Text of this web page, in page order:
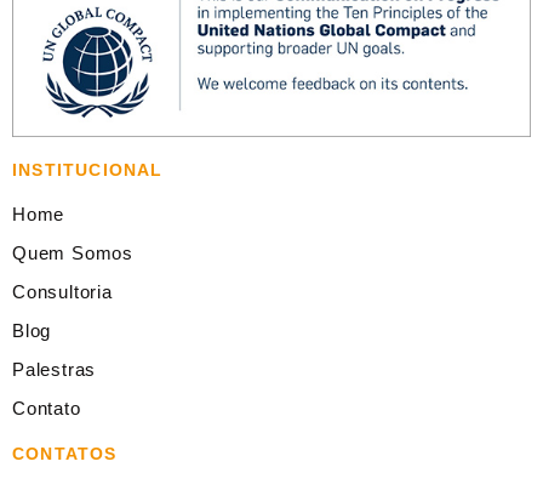
INSTITUCIONAL
Home
Quem Somos
Consultoria
Blog
Palestras
Contato
CONTATOS